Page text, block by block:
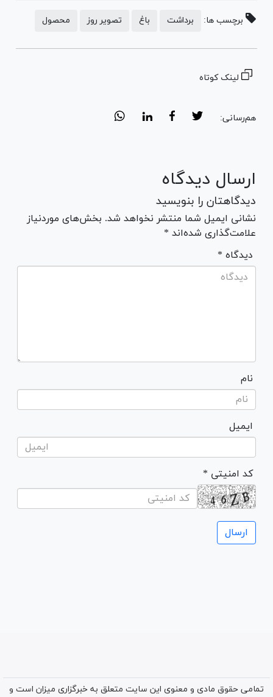
برچسب ها: برداشت باغ تصویر روز محصول
لینک کوتاه
هم‌رسانی:
ارسال دیدگاه
دیدگاهتان را بنویسید
نشانی ایمیل شما منتشر نخواهد شد. بخش‌های موردنیاز
علامت‌گذاری شده‌اند *
* دیدگاه
نام
ایمیل
* کد امنیتی
تمامی حقوق مادی و معنوی این سایت متعلق به خبرگزاری میزان است و